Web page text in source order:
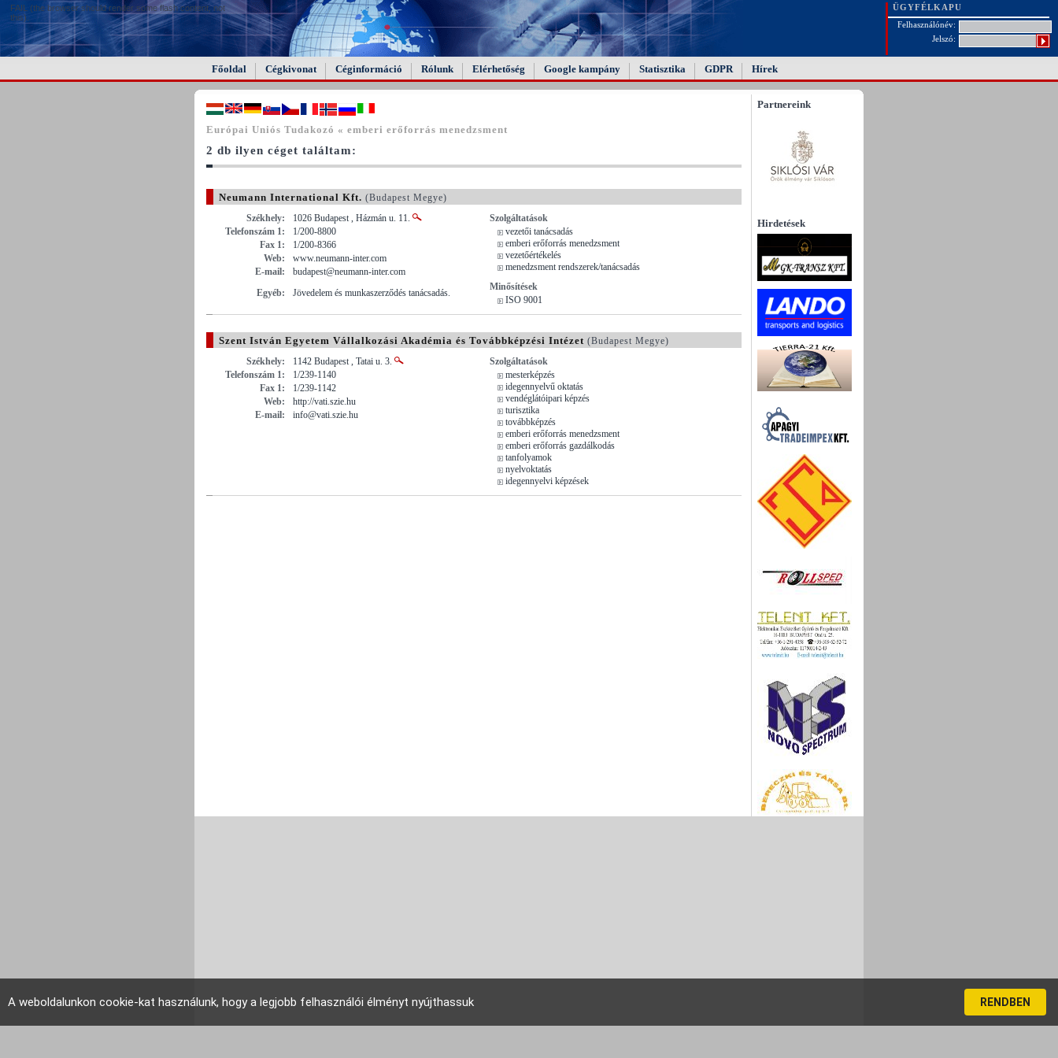
FAIL (the browser should render some flash content, not
this).
ÜGYFÉLKAPU
Felhasználónév:
Jelszó:
Főoldal Cégkivonat Céginformáció Rólunk Elérhetőség Google kampány Statisztika GDPR Hírek
Európai Uniós Tudakozó « emberi erőforrás menedzsment
2 db ilyen céget találtam:
Neumann International Kft. (Budapest Megye)
Székhely:
1026 Budapest , Házmán u. 11.
Telefonszám 1:
1/200-8800
Fax 1:
1/200-8366
Web:
www.neumann-inter.com
E-mail:
budapest@neumann-inter.com
Egyéb:
Jövedelem és munkaszerződés tanácsadás.
Szolgáltatások
vezetői tanácsadás
emberi erőforrás menedzsment
vezetőértékelés
menedzsment rendszerek/tanácsadás
Minősítések
ISO 9001
Szent István Egyetem Vállalkozási Akadémia és Továbbképzési Intézet (Budapest Megye)
Székhely:
1142 Budapest , Tatai u. 3.
Telefonszám 1:
1/239-1140
Fax 1:
1/239-1142
Web:
http://vati.szie.hu
E-mail:
info@vati.szie.hu
Szolgáltatások
mesterképzés
idegennyelvű oktatás
vendéglátóipari képzés
turisztika
továbbképzés
emberi erőforrás menedzsment
emberi erőforrás gazdálkodás
tanfolyamok
nyelvoktatás
idegennyelvi képzések
Partnereink
Hirdetések
A weboldalunkon cookie-kat használunk, hogy a legjobb felhasználói élményt nyújthassuk RENDBEN